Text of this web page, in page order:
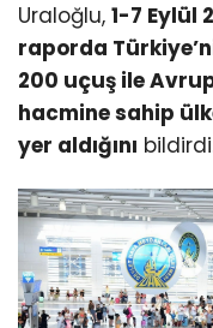
Uraloğlu, 1-7 Eylül
raporda
200 uçuş ile
hacmine sahip
yer aldığını